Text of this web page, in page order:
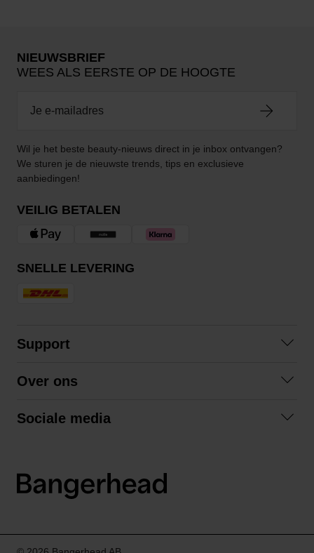
NIEUWSBRIEF
WEES ALS EERSTE OP DE HOOGTE
Wil je het beste beauty-nieuws direct in je inbox ontvangen?
We sturen je de nieuwste trends, tips en exclusieve
aanbiedingen!
VEILIG BETALEN
SNELLE LEVERING
Support
Algemene voorwaarden
Over ons
Sociale media
LinkedIn